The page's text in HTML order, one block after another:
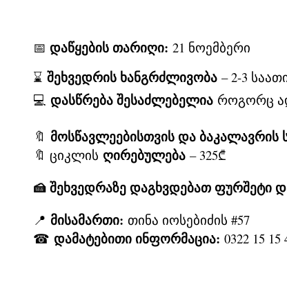
📅 დაწყების თარიღი: 21 ნოემბერი
⌛ შეხვედრის ხანგრძლივობა – 2-3
💻 დასწრება შესაძლებელია როგორც
🔖 მოსწავლეებისთვის და ბაკალავრის
🔖 ციკლის ღირებულება – 325₾
🍰 შეხვედრაზე დაგხვდებათ ფურშეტი
📍 მისამართი: თინა იოსებიძის #57
☎ დამატებითი ინფორმაცია: 0322 15 15